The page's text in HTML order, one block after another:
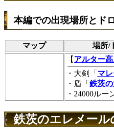
本編での出現場所とド
マップ
場所/
【 アルター
・大剣「 マ
・盾「 鉄茨
・24000ルー
鉄茨のエレメール